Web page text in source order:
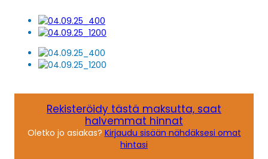
Rekisteröidy tästä maksutta, saat
halvemmat hinnat
Oletko jo asiakas? Kirjaudu sisään nähdäksesi omat
hintasi